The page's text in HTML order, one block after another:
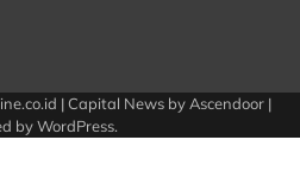
| Capital News by Ascendoor |
byWordPress.